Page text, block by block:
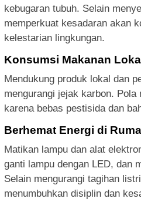
kebugaran tubuh. Selain
memperkuat kesadaran akan
kelestarian lingkungan.
Konsumsi Makanan
Mendukung produk lokal dan
mengurangi jejak karbon.
karena bebas pestisida dan
Berhemat Energi di
Matikan lampu dan alat
ganti lampu dengan LED, dan
Selain mengurangi tagihan
menumbuhkan disiplin dan